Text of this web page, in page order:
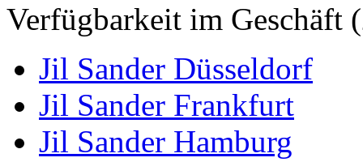
Verfügbarkeit im Geschäft
Jil Sander Düsseldorf
Jil Sander Frankfurt
Jil Sander Hamburg